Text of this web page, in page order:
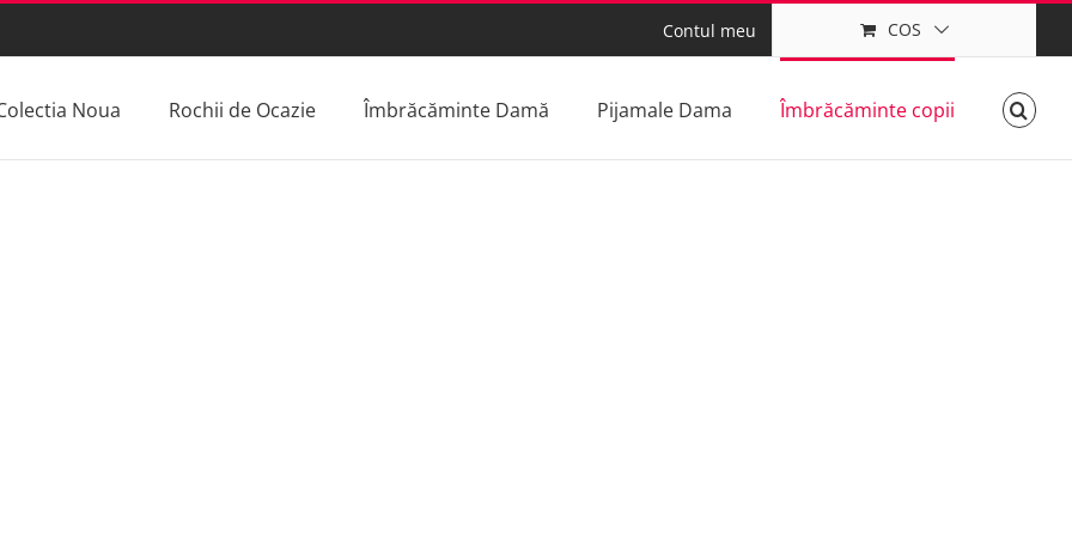
Contul meu COS
Noua Rochii de Ocazie Îmbrăcăminte Damă Pijamale Dama Îmbrăcăminte copii